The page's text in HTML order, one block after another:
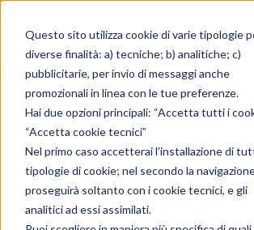
Questo sito utilizza cookie di varie tipologie
diverse finalità: a) tecniche; b) analitiche; c)
pubblicitarie, per invio di messaggi anche
promozionali in linea con le tue preferenze.
Hai due opzioni principali: “Accetta tutti i
“Accetta cookie tecnici”
Nel primo caso accetterai l’installazione di
tipologie di cookie; nel secondo la
proseguirà soltanto con i cookie tecnici, e gli
analitici ad essi assimilati.
»Enciclopedia Patologie Disfagia, la